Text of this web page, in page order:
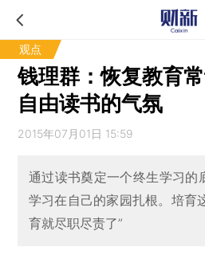
观点
钱理群：恢复教育
自由读书的气氛
2015年07月01日 15:59
通过读书奠定一个终生学习的
学习在自己的家园扎根。培育
育就尽职尽责了”